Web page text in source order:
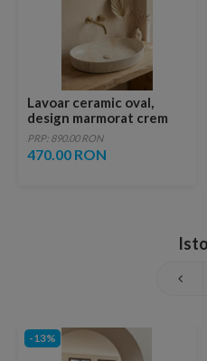
Lavoar ceramic oval,
design marmorat crem
lucios cu vene aurii,
ventil inclus
PRP: 890.00 RON
470.00 RON
-13%